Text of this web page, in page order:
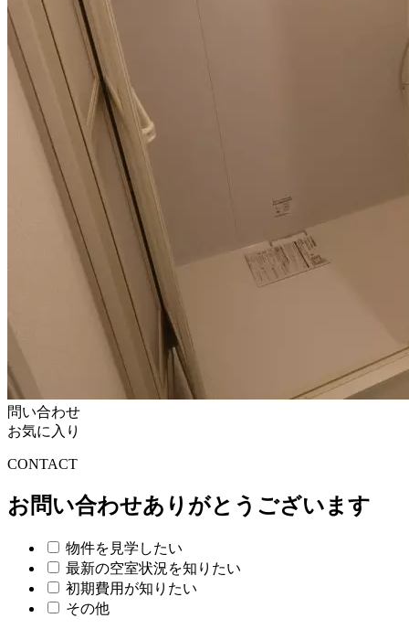
問い合わせ
お気に入り
CONTACT
お問い合わせありがとうございます
物件を見学したい
最新の空室状況を知りたい
初期費用が知りたい
その他